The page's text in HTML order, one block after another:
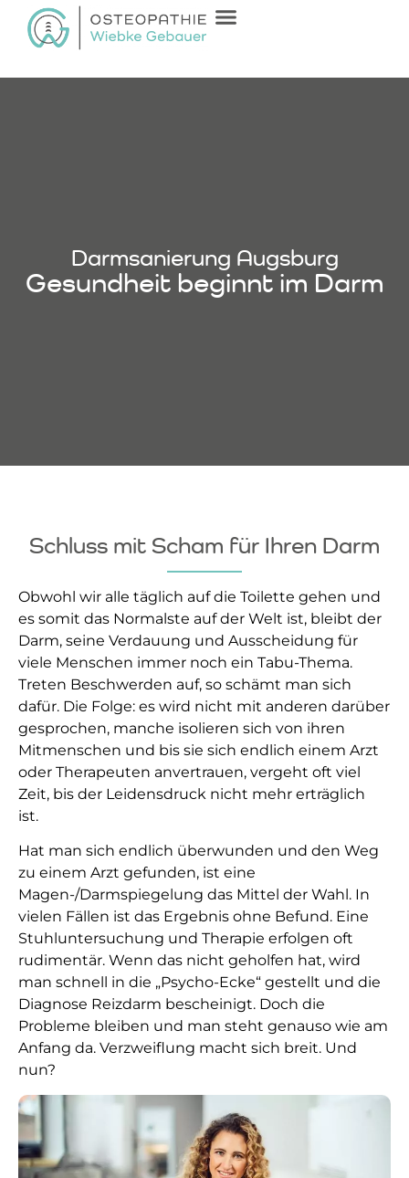
Darmsanierung Augsburg
Gesundheit beginnt im Darm
Schluss mit Scham für Ihren Darm
Obwohl wir alle täglich auf die Toilette gehen und
es somit das Normalste auf der Welt ist, bleibt der
Darm, seine Verdauung und Ausscheidung für
viele Menschen immer noch ein Tabu-Thema.
Treten Beschwerden auf, so schämt man sich
dafür. Die Folge: es wird nicht mit anderen darüber
gesprochen, manche isolieren sich von ihren
Mitmenschen und bis sie sich endlich einem Arzt
oder Therapeuten anvertrauen, vergeht oft viel
Zeit, bis der Leidensdruck nicht mehr erträglich
ist.
Hat man sich endlich überwunden und den Weg
zu einem Arzt gefunden, ist eine
Magen-/Darmspiegelung das Mittel der Wahl. In
vielen Fällen ist das Ergebnis ohne Befund. Eine
Stuhluntersuchung und Therapie erfolgen oft
rudimentär. Wenn das nicht geholfen hat, wird
man schnell in die „Psycho-Ecke“ gestellt und die
Diagnose Reizdarm bescheinigt. Doch die
Probleme bleiben und man steht genauso wie am
Anfang da. Verzweiflung macht sich breit. Und
nun?